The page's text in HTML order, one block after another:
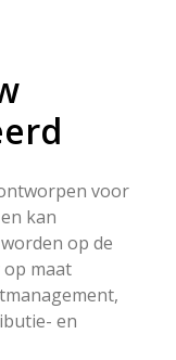
voor
kan
op de
maat
en